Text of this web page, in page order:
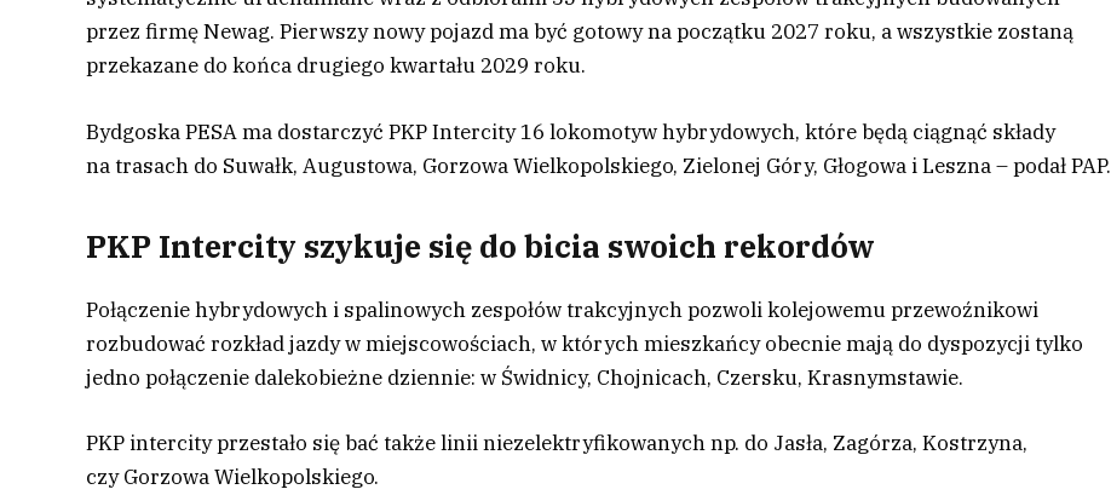
przez firmę Newag. Pierwszy nowy pojazd ma być gotowy na początku 2027 roku, a wszystkie zostaną
przekazane do końca drugiego kwartału 2029 roku.
Bydgoska PESA ma dostarczyć PKP Intercity 16 lokomotyw hybrydowych, które będą ciągnąć składy
na trasach do Suwałk, Augustowa, Gorzowa Wielkopolskiego, Zielonej Góry, Głogowa i Leszna – podał PAP.
PKP Intercity szykuje się do bicia swoich rekordów
Połączenie hybrydowych i spalinowych zespołów trakcyjnych pozwoli kolejowemu przewoźnikowi
rozbudować rozkład jazdy w miejscowościach, w których mieszkańcy obecnie mają do dyspozycji tylko
jedno połączenie dalekobieżne dziennie: w Świdnicy, Chojnicach, Czersku, Krasnymstawie.
PKP intercity przestało się bać także linii niezelektryfikowanych np. do Jasła, Zagórza, Kostrzyna,
czy Gorzowa Wielkopolskiego.